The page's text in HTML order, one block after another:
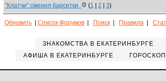
"Клатчи" сменил барсетки (1 2 3)
Обновить Список Форумов Поиск Правила
ЗНАКОМСТВА В ЕКАТЕРИНБУРГЕ
АФИША В ЕКАТЕРИНБУРГЕ
ГОРОСКОП